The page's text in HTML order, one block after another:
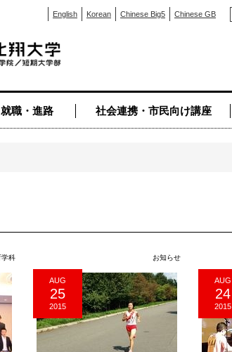
English Korean Chinese Big5 Chinese GB
就職・進路 社会連携・市民向け講座
学科 お知らせ
AUG
25
2015
AUG
24
2015